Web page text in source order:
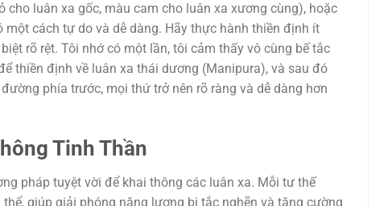
luân xa gốc, màu cam cho luân xa xương cùng), hoặc
cách tự do và dễ dàng. Hãy thực hành thiền định ít
rõ rệt. Tôi nhớ có một lần, tôi cảm thấy vô cùng bế tắc
thiền định về luân xa thái dương (Manipura), và sau đó
phía trước, mọi thứ trở nên rõ ràng và dễ dàng hơn
Tinh Thần
pháp tuyệt vời để khai thông các luân xa. Mỗi tư thế
giúp giải phóng năng lượng bị tắc nghẽn và tăng cường